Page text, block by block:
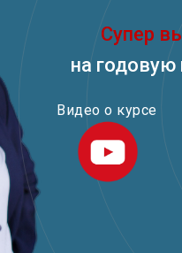
Супер
Видео о курсе
на годовую